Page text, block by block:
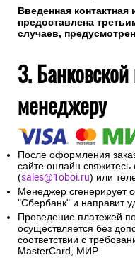
Введенная
предоставлена
случаев,
3.
менеджеру
После оформления
сайте онлайн
(sales@1oboi.ru) или
Менеджер сгенерирует
"Сбербанк" и направит
Проведение платежей
осуществляется без
соответствии с
MasterCard, МИР.